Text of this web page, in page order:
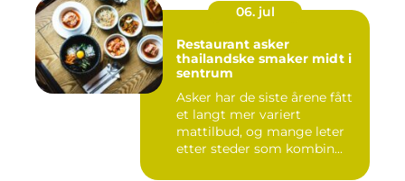
06. jul
Restaurant asker
thailandske smaker midt i
sentrum
Asker har de siste årene fått
et langt mer variert
mattilbud, og mange leter
etter steder som kombin...